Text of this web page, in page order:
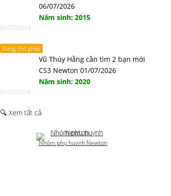
06/07/2026
Năm sinh: 2015
06/07/2026
Đang chờ ghép
Vũ Thúy Hằng cần tìm 2 bạn mới
CS3 Newton 01/07/2026
Năm sinh: 2020
01/07/2026
🔍 Xem tất cả
Nhóm phụ huynh Newton